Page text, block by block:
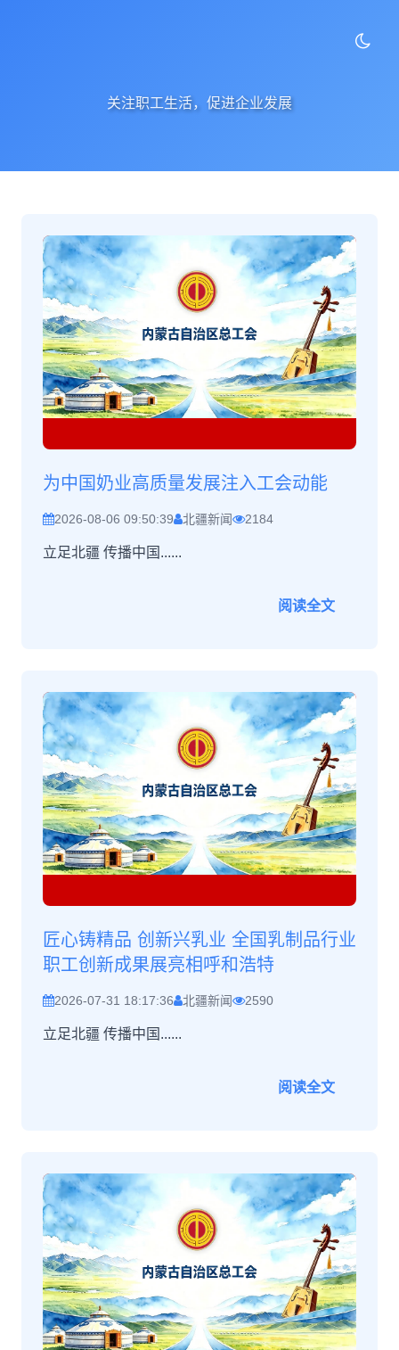
关注职工生活，促进企业发展
为中国奶业高质量发展注入工会动能
2026-08-06 09:50:39 北疆新闻 2184
立足北疆 传播中国......
阅读全文
匠心铸精品 创新兴乳业 全国乳制品行业
职工创新成果展亮相呼和浩特
2026-07-31 18:17:36 北疆新闻 2590
立足北疆 传播中国......
阅读全文